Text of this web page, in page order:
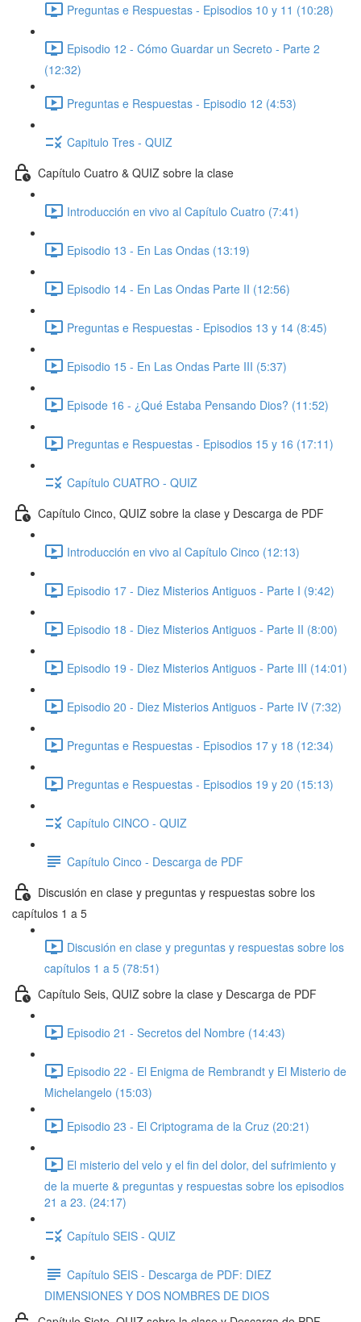
Preguntas e Respuestas - Episodios 10 y 11 (10:28)
Episodio 12 - Cómo Guardar un Secreto - Parte 2
(12:32)
Preguntas e Respuestas - Episodio 12 (4:53)
Capitulo Tres - QUIZ
Capítulo Cuatro & QUIZ sobre la clase
Introducción en vivo al Capítulo Cuatro (7:41)
Episodio 13 - En Las Ondas (13:19)
Episodio 14 - En Las Ondas Parte II (12:56)
Preguntas e Respuestas - Episodios 13 y 14 (8:45)
Episodio 15 - En Las Ondas Parte III (5:37)
Episode 16 - ¿Qué Estaba Pensando Dios? (11:52)
Preguntas e Respuestas - Episodios 15 y 16 (17:11)
Capítulo CUATRO - QUIZ
Capítulo Cinco, QUIZ sobre la clase y Descarga de PDF
Introducción en vivo al Capítulo Cinco (12:13)
Episodio 17 - Diez Misterios Antiguos - Parte I (9:42)
Episodio 18 - Diez Misterios Antiguos - Parte II (8:00)
Episodio 19 - Diez Misterios Antiguos - Parte III (14:01)
Episodio 20 - Diez Misterios Antiguos - Parte IV (7:32)
Preguntas e Respuestas - Episodios 17 y 18 (12:34)
Preguntas e Respuestas - Episodios 19 y 20 (15:13)
Capítulo CINCO - QUIZ
Capítulo Cinco - Descarga de PDF
Discusión en clase y preguntas y respuestas sobre los
capítulos 1 a 5
Discusión en clase y preguntas y respuestas sobre los
capítulos 1 a 5 (78:51)
Capítulo Seis, QUIZ sobre la clase y Descarga de PDF
Episodio 21 - Secretos del Nombre (14:43)
Episodio 22 - El Enigma de Rembrandt y El Misterio de
Michelangelo (15:03)
Episodio 23 - El Criptograma de la Cruz (20:21)
El misterio del velo y el fin del dolor, del sufrimiento y
de la muerte & preguntas y respuestas sobre los episodios
21 a 23. (24:17)
Capítulo SEIS - QUIZ
Capítulo SEIS - Descarga de PDF: DIEZ
DIMENSIONES Y DOS NOMBRES DE DIOS